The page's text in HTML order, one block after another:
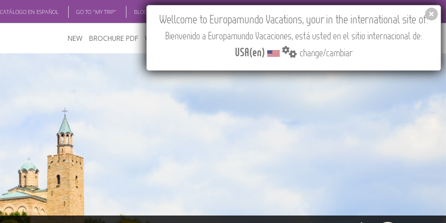
EN ESPAÑOL GO TO "MY TRIP" BLOG
NEW BROCHURE PDF WHERE TO BUY FEATURED ABOUT US CONTACT Find your Tour
Wellcome to Europamundo Vacations, your in the international site of:
Bienvenido a Europamundo Vacaciones, está usted en el sitio internacional de:
USA(en) change/cambiar